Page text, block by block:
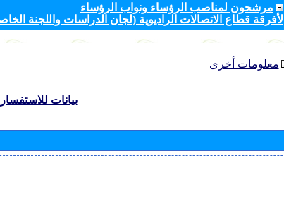
مرشحون لمناصب الرؤساء ونواب الرؤساء
لأفرقة قطاع الاتصالات الراديوية (لجان الدراسات واللجنة
معلومات أخرى
بيانات للاستفسار